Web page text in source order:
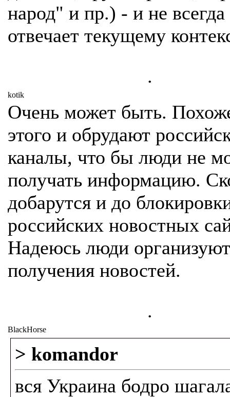
народ" и пр.) - и не всегда
отвечает текущему
.
kotik
Очень может быть.
этого и обрудают
каналы, что бы люди не
получать информацию.
добарутся и до
российских новостных
Надеюсь люди
получения новостей.
.
BlackHorse
> komandor
вся Украина бодро